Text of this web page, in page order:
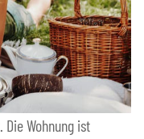
Wohnung ist